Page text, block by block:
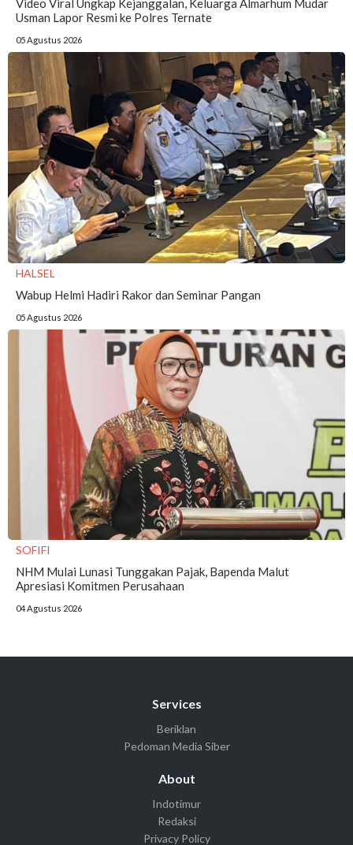
Video Viral Ungkap Kejanggalan, Keluarga Almarhum Mudar
Usman Lapor Resmi ke Polres Ternate
05 Agustus 2026
HALSEL
Wabup Helmi Hadiri Rakor dan Seminar Pangan
05 Agustus 2026
SOFIFI
NHM Mulai Lunasi Tunggakan Pajak, Bapenda Malut
Apresiasi Komitmen Perusahaan
04 Agustus 2026
Services
Beriklan
Pedoman Media Siber
About
Indotimur
Redaksi
Privacy Policy